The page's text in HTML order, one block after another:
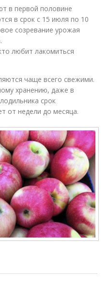
в первой половине
в срок с 15 июля по 10
созревание урожая
любит лакомиться
чаще всего свежими.
хранению, даже в
срок
от недели до месяца.